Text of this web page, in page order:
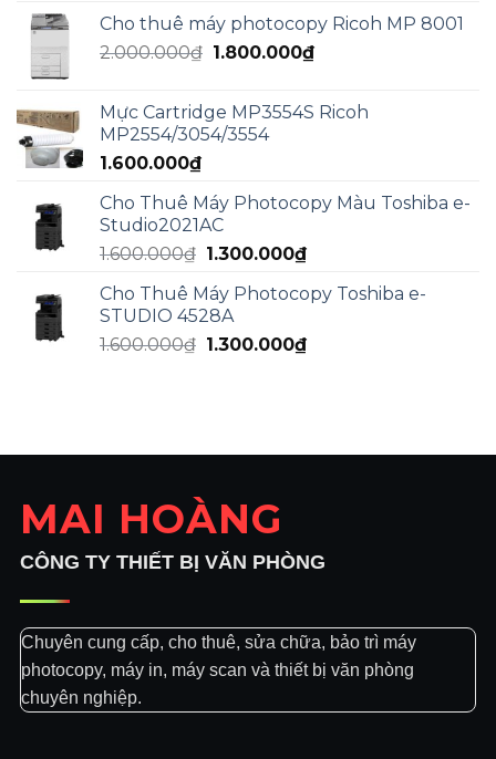
Cho thuê máy photocopy Ricoh MP 8001
2.000.000₫ Giá
2.000.000₫.
1.800.000₫Giá
là:
Mực Cartridge MP3554S Ricoh
MP2554/3054/3554
1.600.000₫
Cho Thuê Máy Photocopy Màu Toshiba e-
Studio2021AC
1.600.000₫ Giá
là:
1.600.000₫.
1.300.000₫Giá
tại
1.300.000₫.
Cho Thuê Máy Photocopy Toshiba e-
STUDIO 4528A
1.600.000₫ Giá
1.300.000₫Giá
MAI HOÀNG
CÔNG TY THIẾT BỊ VĂN PHÒNG
Chuyên cung cấp, cho thuê, sửa chữa, bảo trì máy
photocopy, máy in, máy scan và thiết bị văn phòng
chuyên nghiệp.